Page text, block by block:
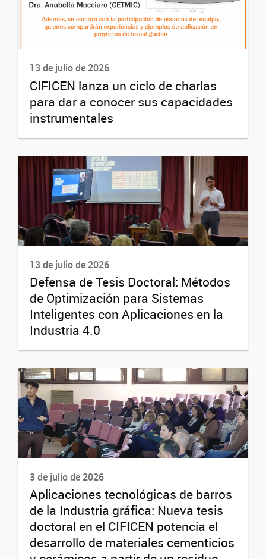
13 de julio de 2026
CIFICEN lanza un ciclo de charlas
para dar a conocer sus capacidades
instrumentales
13 de julio de 2026
Defensa de Tesis Doctoral: Métodos
de Optimización para Sistemas
Inteligentes con Aplicaciones en la
Industria 4.0
3 de julio de 2026
Aplicaciones tecnológicas de barros
de la Industria gráfica: Nueva tesis
doctoral en el CIFICEN potencia el
desarrollo de materiales cementicios